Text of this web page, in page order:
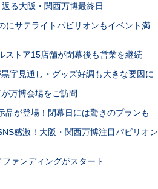
る大阪・関西万博最終日
サテライトパビリオンもイベント満
ストア15店舗が閉幕後も営業を継続
字見通し・グッズ好調も大きな要因に
万博会場をご訪問
品が登場！閉幕日には驚きのプランも
感激！大阪・関西万博注目パビリオン
ァンディングがスタート